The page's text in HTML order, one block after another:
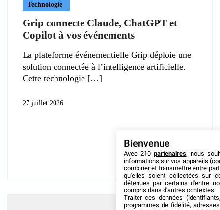
Technologie
Grip connecte Claude, ChatGPT et
Copilot à vos événements
La plateforme événementielle Grip déploie une
solution connectée à l’intelligence artificielle.
Cette technologie
27 juillet 2026
Bienvenue
Avec 210 partenaires, nous
informations sur vos appareils
combiner et transmettre entre
qu'elles soient collectées sur
détenues par certains d'entre
compris dans d'autres contextes.
Traiter ces données
programmes de fidélité,